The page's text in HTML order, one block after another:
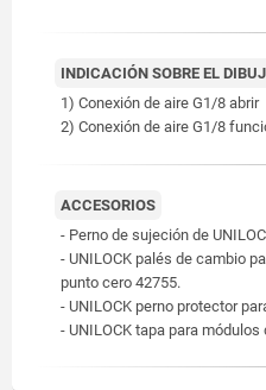
INDICACIÓN SOBRE EL
1) Conexión de aire G1/8 abrir
2) Conexión de aire G1/8
ACCESORIOS
- Perno de sujeción de
- UNILOCK palés de cambio
punto cero 42755.
- UNILOCK perno protector
- UNILOCK tapa para